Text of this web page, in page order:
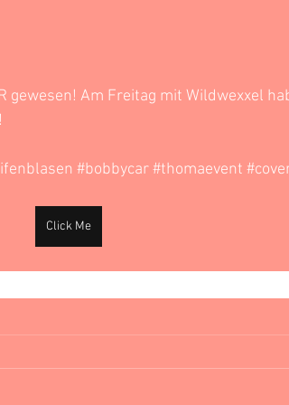
gewesen! Am Freitag mit Wildwexxel
#bobbycar#thomaevent
Click Me